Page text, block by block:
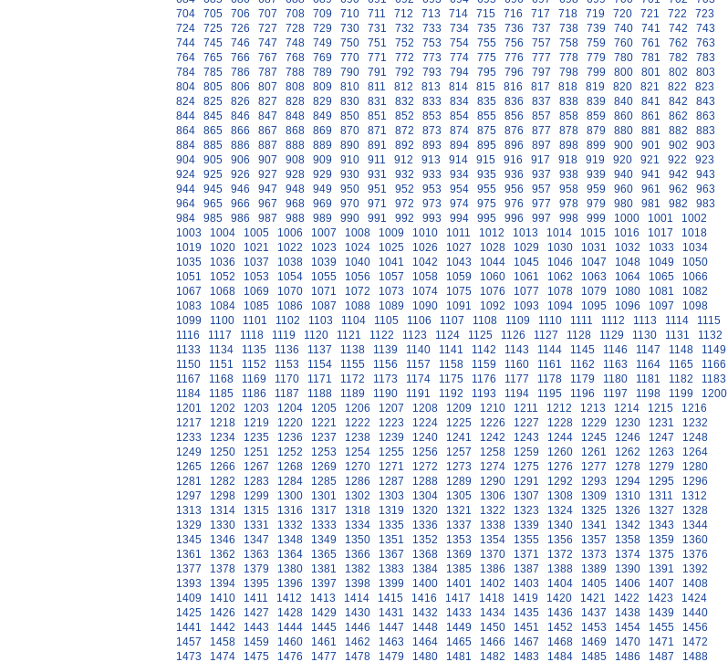
704
705 706 707 708 709 710 711 712 713 714 715 716 717 718 719 720 721 722
723
724
725 726 727 728 729 730 731 732 733 734 735 736 737 738 739 740 741 742
743
744
745 746 747 748 749 750 751 752 753 754 755 756 757 758 759 760 761 762
763
764
765 766 767 768 769 770 771 772 773 774 775 776 777 778 779 780 781 782
783
784
785 786 787 788 789 790 791 792 793 794 795 796 797 798 799 800 801 802
803
804
805 806 807 808 809 810 811 812 813 814 815 816 817 818 819 820 821 822
823
824
825 826 827 828 829 830 831 832 833 834 835 836 837 838 839 840 841 842
843
844
845 846 847 848 849 850 851 852 853 854 855 856 857 858 859 860 861 862
863
864
865 866 867 868 869 870 871 872 873 874 875 876 877 878 879 880 881 882
883
884
885 886 887 888 889 890 891 892 893 894 895 896 897 898 899 900 901 902
903
904
905 906 907 908 909 910 911 912 913 914 915 916 917 918 919 920 921 922
923
924
925 926 927 928 929 930 931 932 933 934 935 936 937 938 939 940 941 942
943
944
945 946 947 948 949 950 951 952 953 954 955 956 957 958 959 960 961 962
963
964
965 966 967 968 969 970 971 972 973 974 975 976 977 978 979 980 981 982
983
984
985 986 987 988 989 990 991 992 993 994 995 996 997 998 999 1000 1001
1002
1003
1004 1005 1006 1007 1008 1009 1010 1011 1012 1013 1014 1015 1016 1017
1018
1019
1020 1021 1022 1023 1024 1025 1026 1027 1028 1029 1030 1031 1032 1033
1034
1035
1036 1037 1038 1039 1040 1041 1042 1043 1044 1045 1046 1047 1048 1049
1050
1051
1052 1053 1054 1055 1056 1057 1058 1059 1060 1061 1062 1063 1064 1065
1066
1067
1068 1069 1070 1071 1072 1073 1074 1075 1076 1077 1078 1079 1080 1081
1082
1083
1084 1085 1086 1087 1088 1089 1090 1091 1092 1093 1094 1095 1096 1097
1098
1099
1100 1101 1102 1103 1104 1105 1106 1107 1108 1109 1110 1111 1112 1113 1114
1115
1116
1117 1118 1119 1120 1121 1122 1123 1124 1125 1126 1127 1128 1129 1130 1131
1132
1133
1134 1135 1136 1137 1138 1139 1140 1141 1142 1143 1144 1145 1146 1147 1148
1149
1150
1151 1152 1153 1154 1155 1156 1157 1158 1159 1160 1161 1162 1163 1164 1165
1166
1167
1168 1169 1170 1171 1172 1173 1174 1175 1176 1177 1178 1179 1180 1181 1182
1183
1184
1185 1186 1187 1188 1189 1190 1191 1192 1193 1194 1195 1196 1197 1198 1199
1200
1201
1202 1203 1204 1205 1206 1207 1208 1209 1210 1211 1212 1213 1214 1215
1216
1217
1218 1219 1220 1221 1222 1223 1224 1225 1226 1227 1228 1229 1230 1231
1232
1233
1234 1235 1236 1237 1238 1239 1240 1241 1242 1243 1244 1245 1246 1247
1248
1249
1250 1251 1252 1253 1254 1255 1256 1257 1258 1259 1260 1261 1262 1263
1264
1265
1266 1267 1268 1269 1270 1271 1272 1273 1274 1275 1276 1277 1278 1279
1280
1281
1282 1283 1284 1285 1286 1287 1288 1289 1290 1291 1292 1293 1294 1295
1296
1297
1298 1299 1300 1301 1302 1303 1304 1305 1306 1307 1308 1309 1310 1311
1312
1313
1314 1315 1316 1317 1318 1319 1320 1321 1322 1323 1324 1325 1326 1327
1328
1329
1330 1331 1332 1333 1334 1335 1336 1337 1338 1339 1340 1341 1342 1343
1344
1345
1346 1347 1348 1349 1350 1351 1352 1353 1354 1355 1356 1357 1358 1359
1360
1361
1362 1363 1364 1365 1366 1367 1368 1369 1370 1371 1372 1373 1374 1375
1376
1377
1378 1379 1380 1381 1382 1383 1384 1385 1386 1387 1388 1389 1390 1391
1392
1393
1394 1395 1396 1397 1398 1399 1400 1401 1402 1403 1404 1405 1406 1407
1408
1409
1410 1411 1412 1413 1414 1415 1416 1417 1418 1419 1420 1421 1422 1423
1424
1425
1426 1427 1428 1429 1430 1431 1432 1433 1434 1435 1436 1437 1438 1439
1440
1441
1442 1443 1444 1445 1446 1447 1448 1449 1450 1451 1452 1453 1454 1455
1456
1457
1458 1459 1460 1461 1462 1463 1464 1465 1466 1467 1468 1469 1470 1471
1472
1473
1474 1475 1476 1477 1478 1479 1480 1481 1482 1483 1484 1485 1486 1487 1488